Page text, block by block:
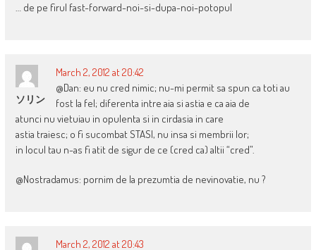
… de pe firul fast-forward-noi-si-dupa-noi-potopul
ソリン
March 2, 2012 at 20:42
@Dan: eu nu cred nimic; nu-mi permit sa spun ca toti au
fost la fel; diferenta intre aia si astia e ca aia de
atunci nu vietuiau in opulenta si in cirdasia in care
astia traiesc; o fi sucombat STASI, nu insa si membrii lor;
in locul tau n-as fi atit de sigur de ce (cred ca) altii “cred”.
@Nostradamus: pornim de la prezumtia de nevinovatie, nu ?
March 2, 2012 at 20:43